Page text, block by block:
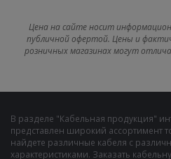
Цена на сайте носит
публичной офертой. Цены и
розничных магазинах могут
В разделе "Кабельная продукция"
представлен широкий ассортимент
найдете различные кабеля с
характеристиками. Заказать